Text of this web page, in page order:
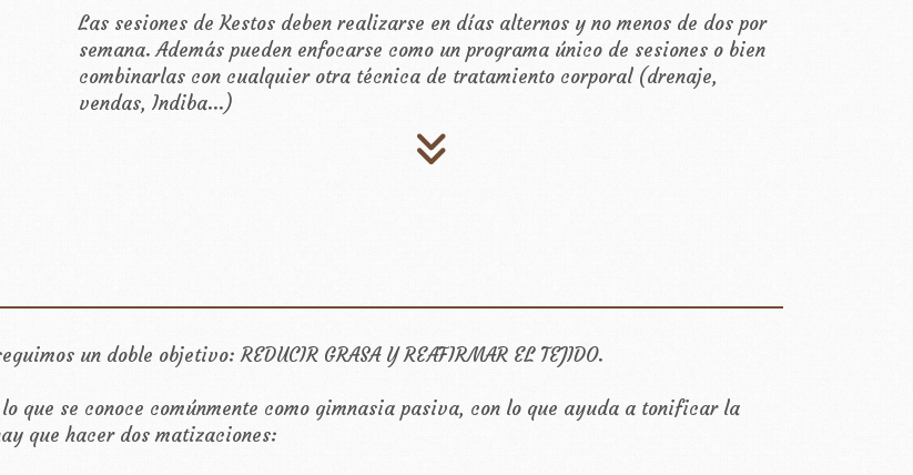
Las sesiones de Kestos deben realizarse en días alternos y no menos de dos por
semana. Además pueden enfocarse como un programa único de sesiones o bien
combinarlas con cualquier otra técnica de tratamiento corporal (drenaje,
vendas, Indiba...)
un doble objetivo: REDUCIR GRASA Y REAFIRMAR EL TEJIDO.
que se conoce comúnmente como gimnasia pasiva, con lo que ayuda a tonificar la
que hacer dos matizaciones: